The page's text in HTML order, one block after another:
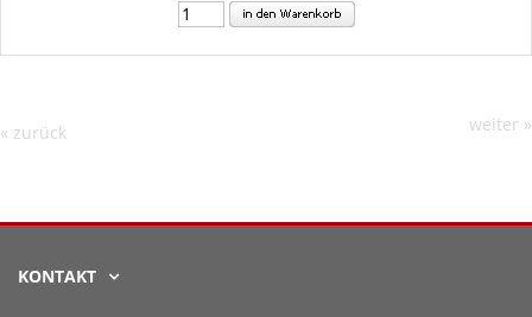
« zurück weiter »
KONTAKT